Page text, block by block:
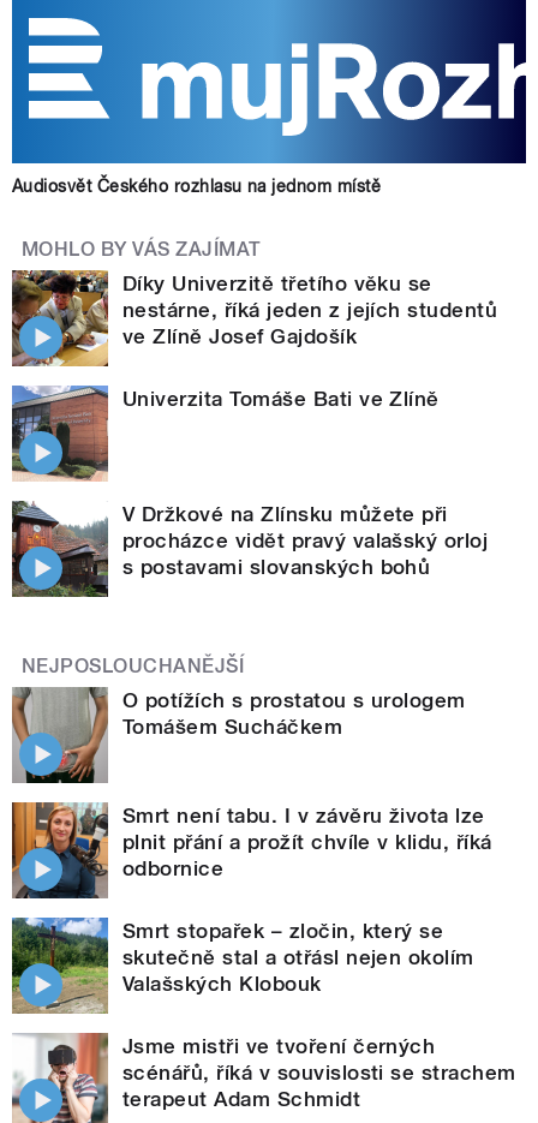
Audiosvět Českého rozhlasu na jednom místě
MOHLO BY VÁS ZAJÍMAT
Díky Univerzitě třetího věku se
nestárne, říká jeden z jejích studentů
ve Zlíně Josef Gajdošík
Univerzita Tomáše Bati ve Zlíně
V Držkové na Zlínsku můžete při
procházce vidět pravý valašský orloj
s postavami slovanských bohů
NEJPOSLOUCHANĚJŠÍ
O potížích s prostatou s urologem
Tomášem Sucháčkem
Smrt není tabu. I v závěru života lze
plnit přání a prožít chvíle v klidu, říká
odbornice
Smrt stopařek – zločin, který se
skutečně stal a otřásl nejen okolím
Valašských Klobouk
Jsme mistři ve tvoření černých
scénářů, říká v souvislosti se strachem
terapeut Adam Schmidt